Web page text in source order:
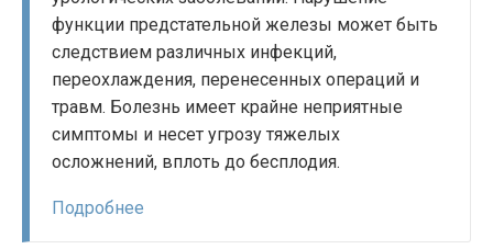
функции предстательной железы может быть
следствием различных инфекций,
переохлаждения, перенесенных операций и
травм. Болезнь имеет крайне неприятные
симптомы и несет угрозу тяжелых
осложнений, вплоть до бесплодия.
Подробнее